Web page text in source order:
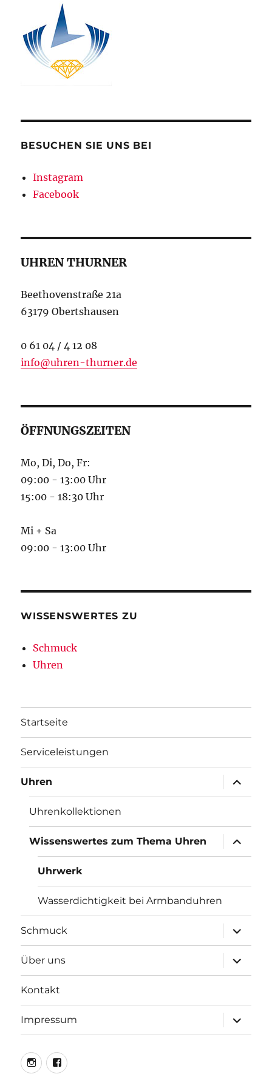
BESUCHEN SIE UNS BEI
Instagram
Facebook
UHREN THURNER
Beethovenstraße 21a
63179 Obertshausen
0 61 04 / 4 12 08
info@uhren-thurner.de
ÖFFNUNGSZEITEN
Mo, Di, Do, Fr:
09:00 - 13:00 Uhr
15:00 - 18:30 Uhr
Mi + Sa
09:00 - 13:00 Uhr
WISSENSWERTES ZU
Schmuck
Uhren
Startseite
Serviceleistungen
Uhren
öffnen
Uhrenkollektionen
Wissenswertes zum Thema Uhren
öffnen
Uhrwerk
Wasserdichtigkeit bei Armbanduhren
Schmuck
öffnen
Über uns
öffnen
Kontakt
Impressum
öffnen
InstagramFacebook